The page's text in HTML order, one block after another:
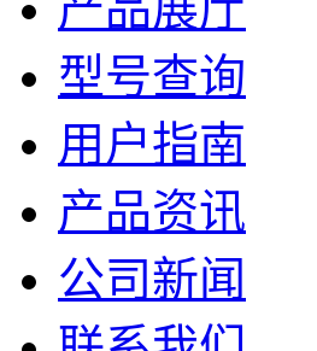
型号查询
用户指南
产品资讯
公司新闻